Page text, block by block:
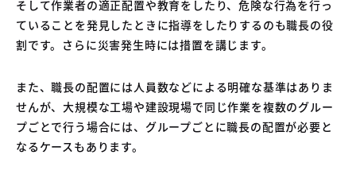
そして作業者の適正配置や教育をしたり、危険な行為を行っ
ていることを発見したときに指導をしたりするのも職長の役
割です。さらに災害発生時には措置を講じます。
また、職長の配置には人員数などによる明確な基準はありま
せんが、大規模な工場や建設現場で同じ作業を複数のグルー
プごとで行う場合には、グループごとに職長の配置が必要と
なるケースもあります。